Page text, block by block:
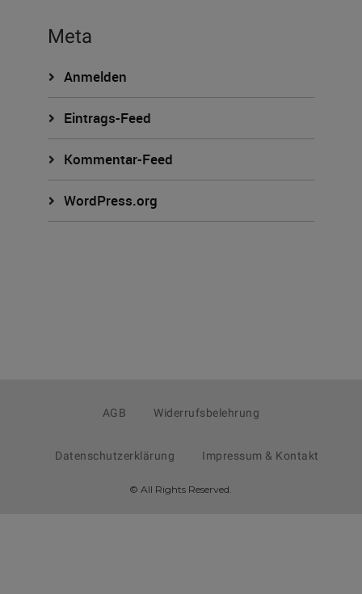
Meta
Anmelden
Eintrags-Feed
Kommentar-Feed
WordPress.org
AGB Widerrufsbelehrung
Datenschutzerklärung Impressum & Kontakt
© All Rights Reserved.